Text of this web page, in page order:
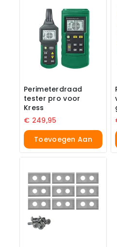
Perimeterdraad
tester pro voor
Kress
€ 249,95
Toevoegen Aan
Winkelwagen